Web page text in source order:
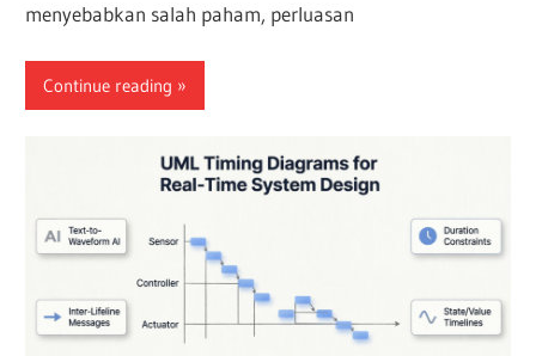
menyebabkan salah paham, perluasan
Continue reading